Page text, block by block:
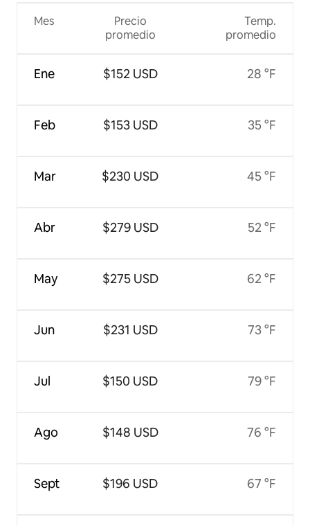
Mes
Ene
Feb
Mar
Abr
May
Jun
Jul
Ago
Sept
Precio
promedio
$152 USD
$153 USD
$230 USD
$279 USD
$275 USD
$231 USD
$150 USD
$148 USD
$196 USD
Temp.
promedio
28 °F
35 °F
45 °F
52 °F
62 °F
73 °F
79 °F
76 °F
67 °F